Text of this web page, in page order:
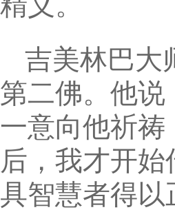
吉美林巴大
第二佛。他说
一意向他祈
后，我才开
具智慧者得